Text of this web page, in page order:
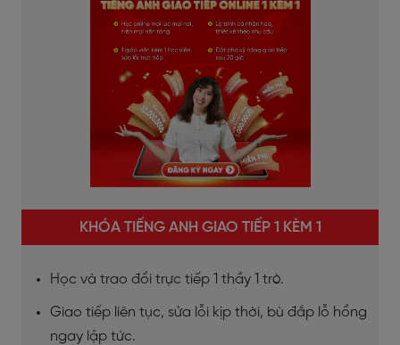
KHÓA TIẾNG ANH GIAO TIẾP 1 KÈM 1
Học và trao đổi trực tiếp 1 thầy 1 trò.
Giao tiếp liên tục, sửa lỗi kịp thời, bù đắp lỗ hổng
ngay lập tức.